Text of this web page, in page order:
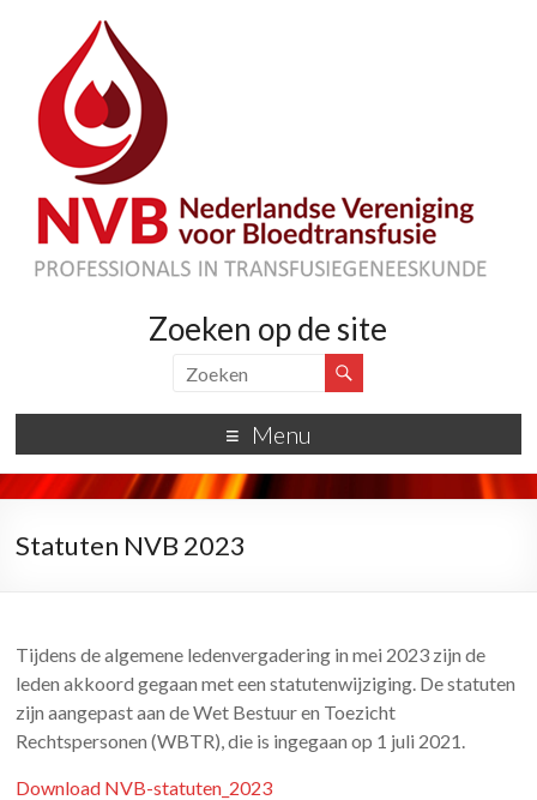
Zoeken op de site
Menu
Statuten NVB 2023
Tijdens de algemene ledenvergadering in mei 2023 zijn de
leden akkoord gegaan met een statutenwijziging. De statuten
zijn aangepast aan de Wet Bestuur en Toezicht
Rechtspersonen (WBTR), die is ingegaan op 1 juli 2021.
Download NVB-statuten_2023